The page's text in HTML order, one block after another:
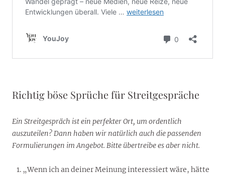
Richtig böse Sprüche für Streitgespräche
Ein Streitgespräch ist ein perfekter Ort, um ordentlich
auszuteilen? Dann haben wir natürlich auch die passenden
Formulierungen im Angebot. Bitte übertreibe es aber nicht.
„Wenn ich an deiner Meinung interessiert wäre, hätte